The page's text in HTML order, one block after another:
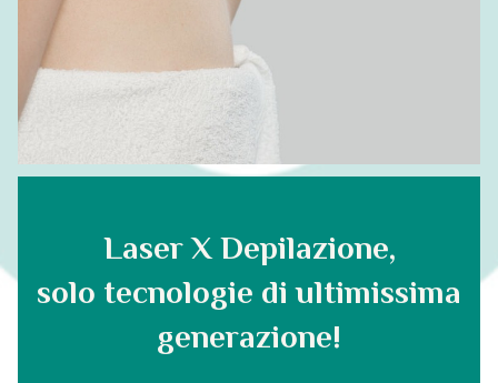
Laser X Depilazione,
solo tecnologie di ultimissima
generazione!